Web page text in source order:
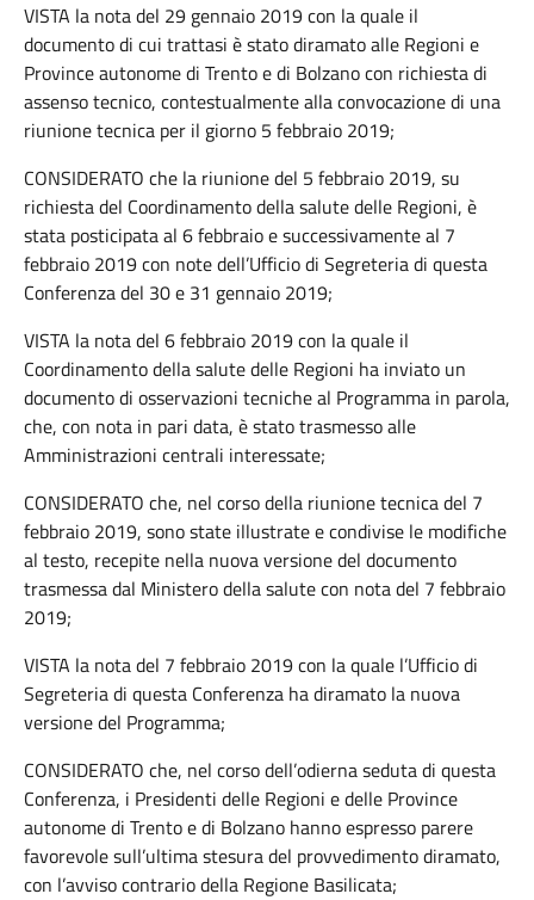
VISTA la nota del 29 gennaio 2019 con la quale il
documento di cui trattasi è stato diramato alle Regioni e
Province autonome di Trento e di Bolzano con richiesta di
assenso tecnico, contestualmente alla convocazione di una
riunione tecnica per il giorno 5 febbraio 2019;
CONSIDERATO che la riunione del 5 febbraio 2019, su
richiesta del Coordinamento della salute delle Regioni, è
stata posticipata al 6 febbraio e successivamente al 7
febbraio 2019 con note dell’Ufficio di Segreteria di questa
Conferenza del 30 e 31 gennaio 2019;
VISTA la nota del 6 febbraio 2019 con la quale il
Coordinamento della salute delle Regioni ha inviato un
documento di osservazioni tecniche al Programma in parola,
che, con nota in pari data, è stato trasmesso alle
Amministrazioni centrali interessate;
CONSIDERATO che, nel corso della riunione tecnica del 7
febbraio 2019, sono state illustrate e condivise le modifiche
al testo, recepite nella nuova versione del documento
trasmessa dal Ministero della salute con nota del 7 febbraio
2019;
VISTA la nota del 7 febbraio 2019 con la quale l’Ufficio di
Segreteria di questa Conferenza ha diramato la nuova
versione del Programma;
CONSIDERATO che, nel corso dell’odierna seduta di questa
Conferenza, i Presidenti delle Regioni e delle Province
autonome di Trento e di Bolzano hanno espresso parere
favorevole sull’ultima stesura del provvedimento diramato,
con l’avviso contrario della Regione Basilicata;